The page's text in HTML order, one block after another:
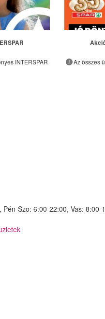
INTERSPAR Az összes
Pén-Szo: 6:00-22:00, Vas: 8:00-